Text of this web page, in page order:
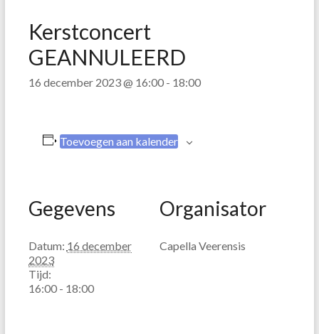
Kerstconcert
GEANNULEERD
16 december 2023 @ 16:00- 18:00
Toevoegen aan kalender
Gegevens
Datum: 16 december
2023
Tijd:
16:00 - 18:00
Organisator
Capella Veerensis